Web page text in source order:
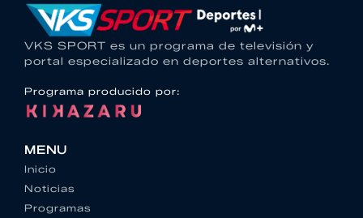
VKS SPORT es un programa de televisión y
portal especializado en deportes alternativos.
Programa producido por:
MENU
Inicio
Noticias
Programas